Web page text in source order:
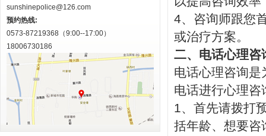
sunshinepolice@126.com
预约热线:
0573-87219368（9:00--17:00）
18006730186
4、咨询师跟您
或治疗方案。
二、电话心理咨
电话心理咨询
电话进行心理
1、首先请拨打
括年龄、想要咨